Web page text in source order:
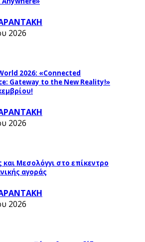
2026
2026: «Connected
Gateway to the New Reality!»
2026
Μεσολόγγι στο επίκεντρο
αγοράς
2026